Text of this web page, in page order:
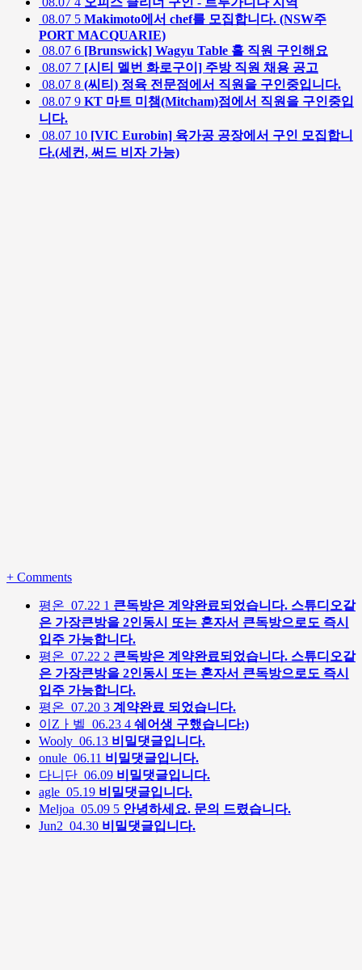
08.07 5 Makimoto에서 chef를 모집합니다. (NSW주
PORT MACQUARIE)
08.07 6 [Brunswick] Wagyu Table 홀 직원 구인해요
08.07 7 [시티 멜번 화로구이] 주방 직원 채용 공고
08.07 8 (씨티) 정육 전문점에서 직원을 구인중입니다.
08.07 9 KT 마트 미챔(Mitcham)점에서 직원을 구인중입
니다.
08.07 10 [VIC Eurobin] 육가공 공장에서 구인 모집합니
다.(세컨, 써드 비자 가능)
+ Comments
평온 07.22 1 큰독방은 계약완료되었습니다. 스튜디오같
은 가장큰방을 2인동시 또는 혼자서 큰독방으로도 즉시
입주 가능합니다.
평온 07.22 2 큰독방은 계약완료되었습니다. 스튜디오같
은 가장큰방을 2인동시 또는 혼자서 큰독방으로도 즉시
입주 가능합니다.
평온 07.20 3 계약완료 되었습니다.
이Zㅏ벨 06.23 4 쉐어생 구했습니다:)
Wooly 06.13 비밀댓글입니다.
onule 06.11 비밀댓글입니다.
다니단 06.09 비밀댓글입니다.
agle 05.19 비밀댓글입니다.
Meljoa 05.09 5 안녕하세요. 문의 드렸습니다.
Jun2 04.30 비밀댓글입니다.